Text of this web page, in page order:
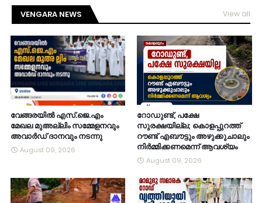
VENGARA NEWS View all
വേങ്ങരയിൽ എസ്.ജെ.എം
മേഖല മുഅല്ലിം സമ്മേളനവും
അവാർഡ് ദാനവും നടന്നു
August 09, 2026
റോഡുണ്ട്, പക്ഷേ
സുരക്ഷയില്ല; കൊളപ്പുറത്ത്
റൗണ്ട് എബൗട്ടും അഴുക്കുചാലും
നിർമ്മിക്കണമെന്ന് ആവശ്യം
August 09, 2026